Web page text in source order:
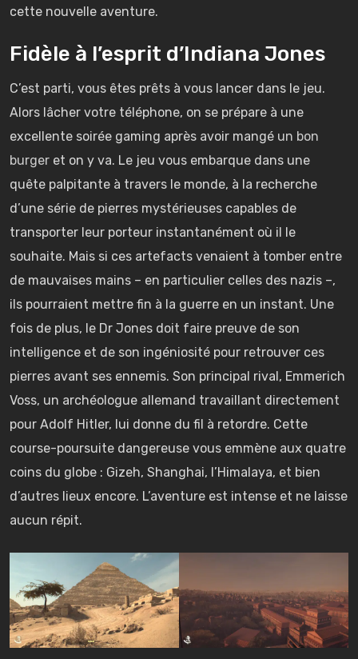
cette nouvelle aventure.
Fidèle à l’esprit d’Indiana Jones
C’est parti, vous êtes prêts à vous lancer dans le jeu.
Alors lâcher votre téléphone, on se prépare à une
excellente soirée gaming après avoir mangé un bon
burger et on y va. Le jeu vous embarque dans une
quête palpitante à travers le monde, à la recherche
d’une série de pierres mystérieuses capables de
transporter leur porteur instantanément où il le
souhaite. Mais si ces artefacts venaient à tomber entre
de mauvaises mains – en particulier celles des nazis –,
ils pourraient mettre fin à la guerre en un instant. Une
fois de plus, le Dr Jones doit faire preuve de son
intelligence et de son ingéniosité pour retrouver ces
pierres avant ses ennemis. Son principal rival, Emmerich
Voss, un archéologue allemand travaillant directement
pour Adolf Hitler, lui donne du fil à retordre. Cette
course-poursuite dangereuse vous emmène aux quatre
coins du globe : Gizeh, Shanghai, l’Himalaya, et bien
d’autres lieux encore. L’aventure est intense et ne laisse
aucun répit.